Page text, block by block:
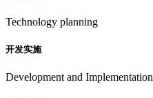
Technology planning
开发实施
Development and Implementation